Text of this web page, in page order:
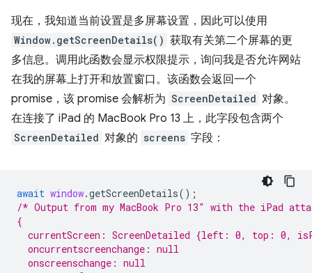
现在，我知道当前设置是多屏幕设置，因此可以使用
Window.getScreenDetails() 获取有关第二个屏幕的更
多信息。调用此函数会显示权限提示，询问我是否允许网站
在我的屏幕上打开和放置窗口。该函数会返回一个
promise，该 promise 会解析为 ScreenDetailed 对象。
在连接了 iPad 的 MacBook Pro 13 上，此字段包含两个
ScreenDetailed 对象的 screens 字段：
await window.getScreenDetails();
/* Output from my MacBook Pro 13″ with the iPad
{
currentScreen: ScreenDetailed {left: 0, top: 0,
  oncurrentscreenchange: null
  onscreenschange: null